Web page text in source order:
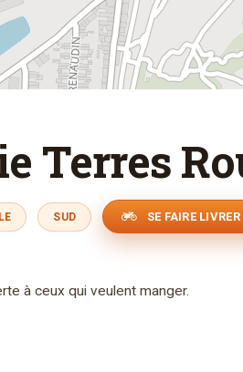
Terres
SUD SE FAIRE
à ceux qui veulent manger.